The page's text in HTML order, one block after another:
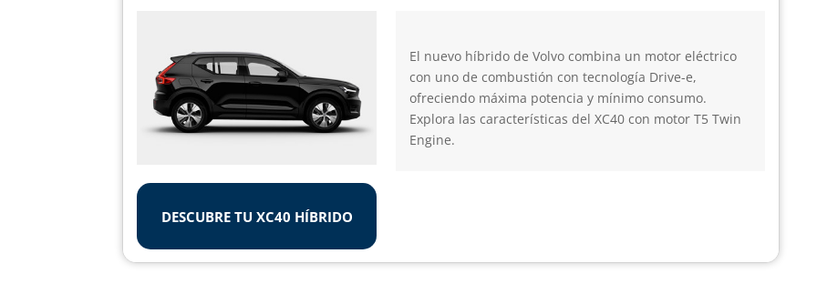
DESCUBRE TU XC40 HÍBRIDO
El nuevo híbrido de Volvo combina un motor eléctrico
con uno de combustión con tecnología Drive-e,
ofreciendo máxima potencia y mínimo consumo.
Explora las características del XC40 con motor T5 Twin
Engine.